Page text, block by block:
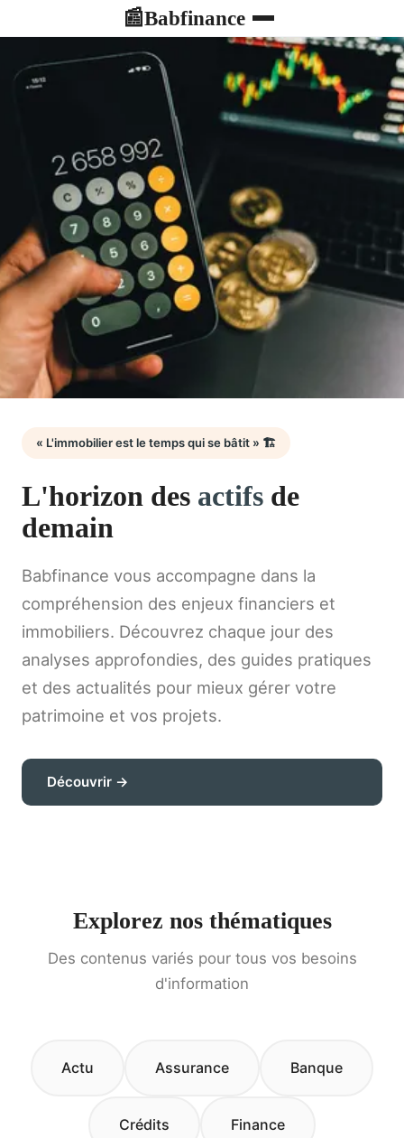
📰Babfinance
« L'immobilier est le temps qui se bâtit » 🏗️
L'horizon des actifs de
demain
Babfinance vous accompagne dans la
compréhension des enjeux financiers et
immobiliers. Découvrez chaque jour des
analyses approfondies, des guides pratiques
et des actualités pour mieux gérer votre
patrimoine et vos projets.
Découvrir →
Explorez nos thématiques
Des contenus variés pour tous vos besoins
d'information
Actu Assurance Banque
Crédits Finance